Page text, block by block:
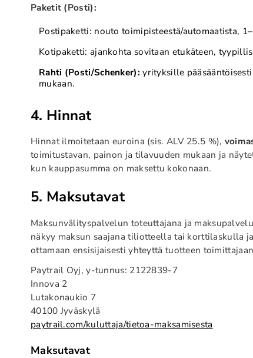
Paketit (Posti):
Postipaketti: nouto toimipisteestä/automaatista,
Kotipaketti: ajankohta sovitaan etukäteen,
Rahti (Posti/Schenker): yrityksille
mukaan.
4. Hinnat
Hinnat ilmoitetaan euroina (sis. ALV 25.5 %),
toimitustavan, painon ja tilavuuden mukaan ja
kun kauppasumma on maksettu kokonaan.
5. Maksutavat
Maksunvälityspalvelun toteuttajana ja
näkyy maksun saajana tiliotteella tai korttilaskulla
ottamaan ensisijaisesti yhteyttä tuotteen
Paytrail Oyj, y-tunnus: 2122839-7
Innova 2
Lutakonaukio 7
40100 Jyväskylä
paytrail.com/kuluttaja/tietoa-maksamisesta
Maksutavat